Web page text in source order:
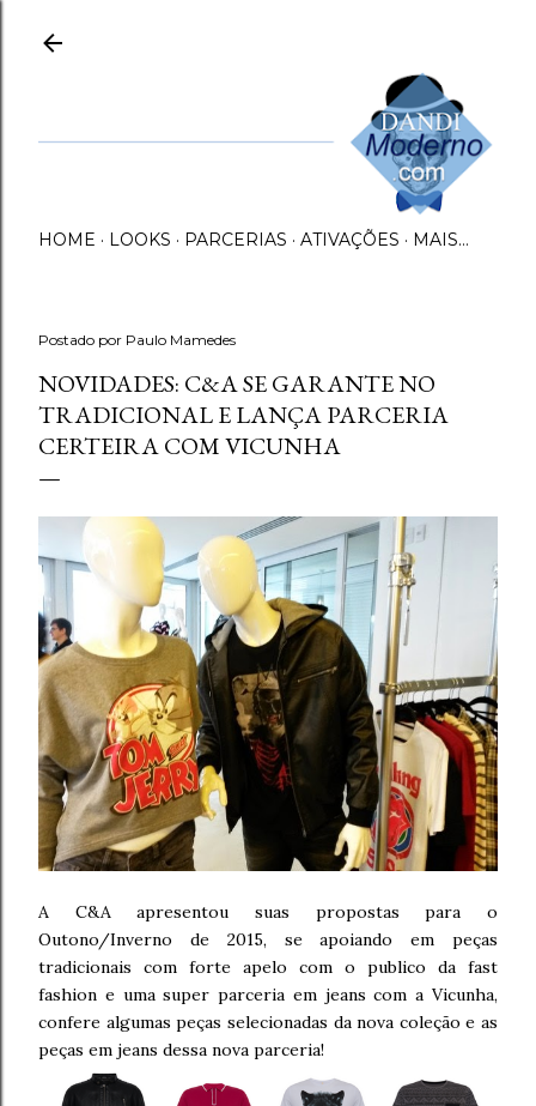
HOME LOOKS PARCERIAS ATIVAÇÕES MAIS…
Postado por Paulo Mamedes
NOVIDADES: C&A SE GARANTE NO
TRADICIONAL E LANÇA PARCERIA
CERTEIRA COM VICUNHA
A C&A apresentou suas propostas para o
Outono/Inverno de 2015, se apoiando em peças
tradicionais com forte apelo com o publico da fast
fashion e uma super parceria em jeans com a Vicunha,
confere algumas peças selecionadas da nova coleção e as
peças em jeans dessa nova parceria!